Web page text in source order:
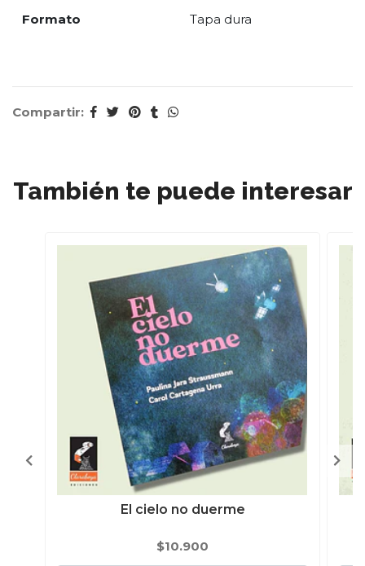
Formato Tapa dura
Compartir:
También te puede interesar
El cielo no duerme
$10.900